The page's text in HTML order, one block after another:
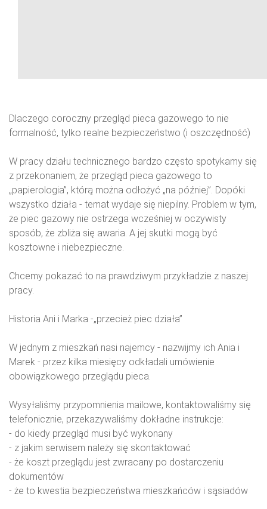
Dlaczego coroczny przegląd pieca gazowego to nie
formalność, tylko realne bezpieczeństwo (i oszczędność)
W pracy działu technicznego bardzo często spotykamy się
z przekonaniem, że przegląd pieca gazowego to
„papierologia”, którą można odłożyć „na później”. Dopóki
wszystko działa - temat wydaje się niepilny. Problem w tym,
że piec gazowy nie ostrzega wcześniej w oczywisty
sposób, że zbliża się awaria. A jej skutki mogą być
kosztowne i niebezpieczne.
Chcemy pokazać to na prawdziwym przykładzie z naszej
pracy.
Historia Ani i Marka -„przecież piec działa”
W jednym z mieszkań nasi najemcy - nazwijmy ich Ania i
Marek - przez kilka miesięcy odkładali umówienie
obowiązkowego przeglądu pieca.
Wysyłaliśmy przypomnienia mailowe, kontaktowaliśmy się
telefonicznie, przekazywaliśmy dokładne instrukcje:
- do kiedy przegląd musi być wykonany
- z jakim serwisem należy się skontaktować
- że koszt przeglądu jest zwracany po dostarczeniu
dokumentów
- że to kwestia bezpieczeństwa mieszkańców i sąsiadów